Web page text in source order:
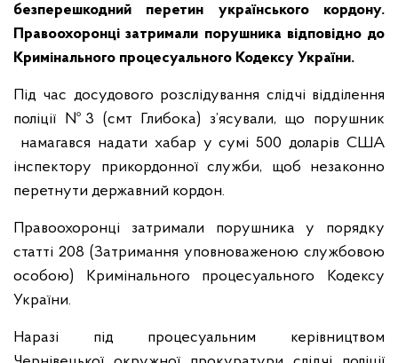
безперешкодний перетин українського кордону.
Правоохоронці затримали порушника відповідно до
Кримінального процесуального Кодексу України.
Під час досудового розслідування слідчі відділення
поліції №3 (смт Глибока) з’ясували, що порушник
намагався надати хабар у сумі 500 доларів США
інспектору прикордонної служби, щоб незаконно
перетнути державний кордон.
Правоохоронці затримали порушника у порядку
статті 208 (Затримання уповноваженою службовою
особою) Кримінального процесуального Кодексу
України.
Наразі під процесуальним керівництвом